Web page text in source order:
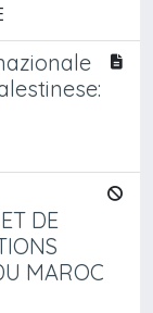
DE
MAROC